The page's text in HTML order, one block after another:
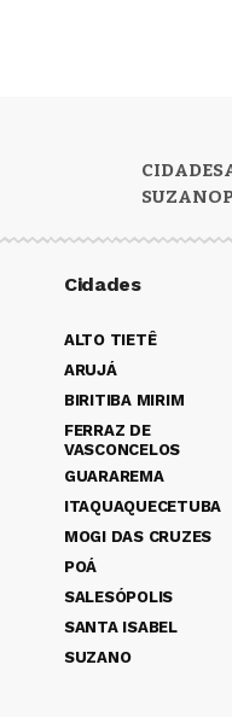
CIDADES
SUZANO
Cidades
ALTO TIETÊ
ARUJÁ
BIRITIBA MIRIM
FERRAZ DE
VASCONCELOS
GUARAREMA
ITAQUAQUECETUBA
MOGI DAS CRUZES
POÁ
SALESÓPOLIS
SANTA ISABEL
SUZANO